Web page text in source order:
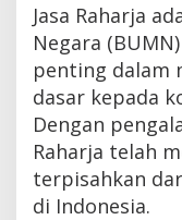
Jasa Raharja
Negara
penting dalam
dasar kepada
Dengan
Raharja telah
terpisahkan
di Indonesia.